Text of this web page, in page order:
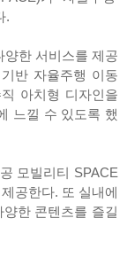
.
한 서비스를 제공
반 자율주행 이동
아치형 디자인을
느낄 수 있도록 했
모빌리티 SPACE
공한다. 또 실내에
한 콘텐츠를 즐길